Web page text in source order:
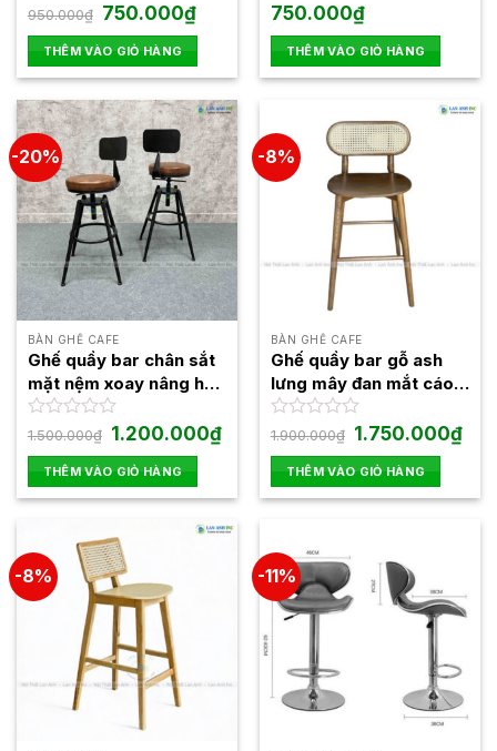
Được
hạng
0
5
sao
950.000₫ Giá
gốc
là:
950.000₫.
750.000₫Giá
hiện
tại
là:
750.000₫.
THÊM VÀO GIỎ HÀNG
Được
hạng
0
5
750.000₫
THÊM VÀO GIỎ HÀNG
-20%
BÀN GHẾ CAFE
Ghế quầy bar chân sắt
mặt nệm xoay nâng hạ
LAB4014
Được
hạng
0
5
1.500.000₫ Giá
gốc
là:
1.500.000₫.
1.200.000₫Giá
hiện
1.200.000₫.
THÊM VÀO GIỎ HÀNG
-8%
BÀN GHẾ CAFE
Ghế quầy bar gỗ ash
lưng mây đan mắt cáo
đẹp LAB4015
Được
hạng
0
5
1.900.000₫ Giá
gốc
là:
1.900.000₫.
1.750.000₫Giá
hiện
THÊM VÀO GIỎ HÀNG
-8% -11%